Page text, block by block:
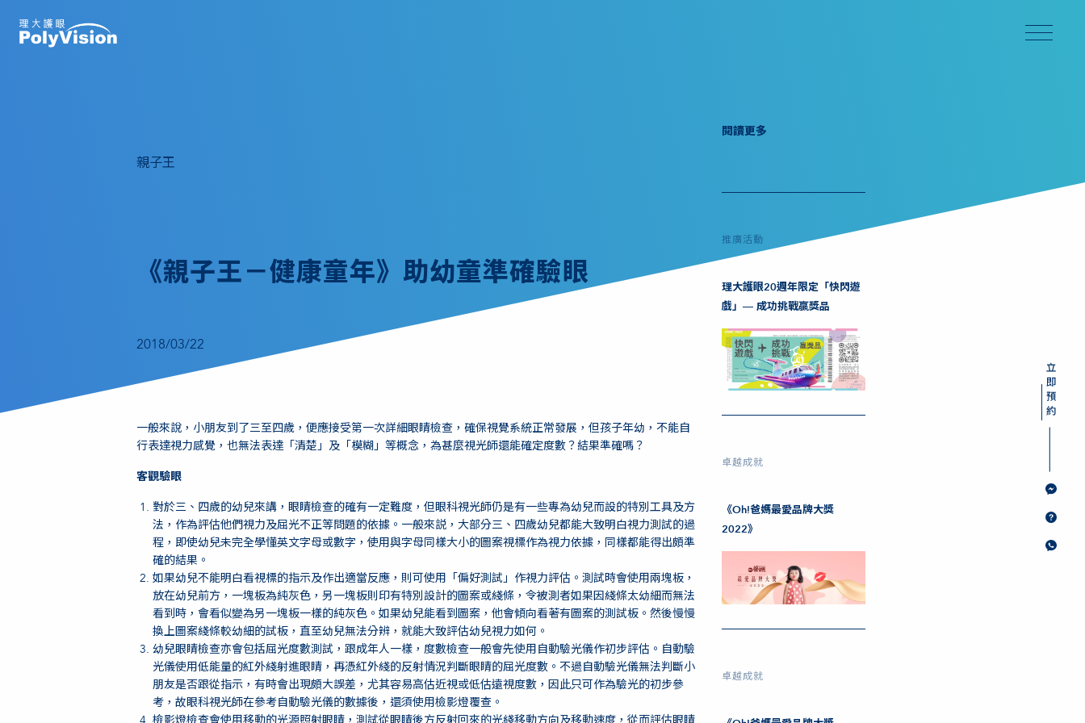
親子王
《親子王－健康童年》助幼童準確驗眼
2018/03/22
一般來說，小朋友到了三至四歲，便應接受第一次詳細眼睛檢查，確保視覺系統正常發展，但孩子年幼，不能自
行表達視力感覺，也無法表達「清楚」及「模糊」等概念，為甚麼視光師還能確定度數？結果準確嗎？
客觀驗眼
對於三、四歲的幼兒來講，眼睛檢查的確有一定難度，但眼科視光師仍是有一些專為幼兒而設的特別工具及方
法，作為評估他們視力及屈光不正等問題的依據。一般來説，大部分三、四歲幼兒都能大致明白視力測試的過
程，即使幼兒未完全學懂英文字母或數字，使用與字母同樣大小的圖案視標作為視力依據，同樣都能得出頗準
確的結果。
如果幼兒不能明白看視標的指示及作出適當反應，則可使用「偏好測試」作視力評估。測試時會使用兩塊板，
放在幼兒前方，一塊板為純灰色，另一塊板則印有特別設計的圖案或綫條，令被測者如果因綫條太幼細而無法
看到時，會看似變為另一塊板一樣的純灰色。如果幼兒能看到圖案，他會傾向看著有圖案的測試板。然後慢慢
換上圖案綫條較幼細的試板，直至幼兒無法分辨，就能大致評估幼兒視力如何。
幼兒眼睛檢查亦會包括屈光度數測試，跟成年人一樣，度數檢查一般會先使用自動驗光儀作初步評估。自動驗
光儀使用低能量的紅外綫射進眼睛，再憑紅外綫的反射情況判斷眼睛的屈光度數。不過自動驗光儀無法判斷小
朋友是否跟從指示，有時會出現頗大誤差，尤其容易高估近視或低估遠視度數，因此只可作為驗光的初步參
考，故眼科視光師在參考自動驗光儀的數據後，還須使用檢影燈覆查。
檢影燈檢查會使用移動的光源照射眼睛，測試從眼睛後方反射回來的光綫移動方向及移動速度，從而評估眼睛
閱讀更多
推廣活動
理大護眼20週年限定「快閃遊
戲」— 成功挑戰贏獎品
卓越成就
《Oh!爸媽最愛品牌大獎
2022》
卓越成就